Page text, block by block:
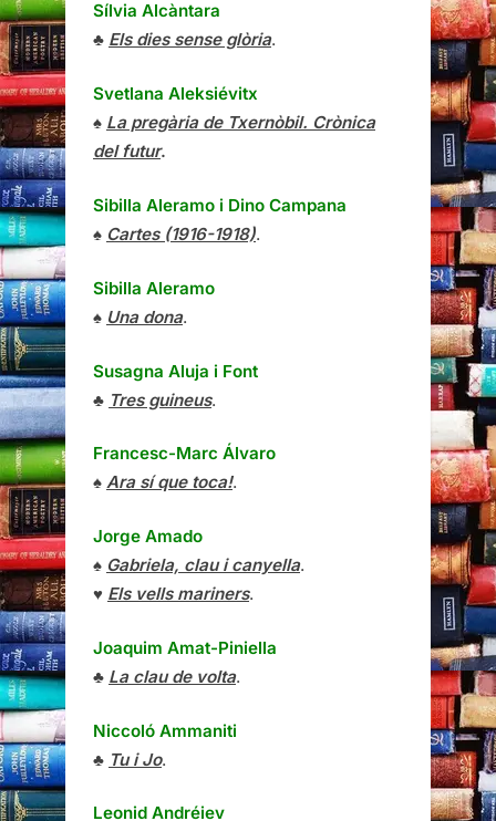
Sílvia Alcàntara
♣ Els dies sense glòria.
Svetlana Aleksiévitx
♠ La pregària de Txernòbil. Crònica
del futur.
Sibilla Aleramo i Dino Campana
♠ Cartes (1916-1918).
Sibilla Aleramo
♠ Una dona.
Susagna Aluja i Font
♣ Tres guineus.
Francesc-Marc Álvaro
♠ Ara sí que toca!.
Jorge Amado
♠ Gabriela, clau i canyella.
♥ Els vells mariners.
Joaquim Amat-Piniella
♣ La clau de volta.
Niccoló Ammaniti
♣ Tu i Jo.
Leonid Andréiev